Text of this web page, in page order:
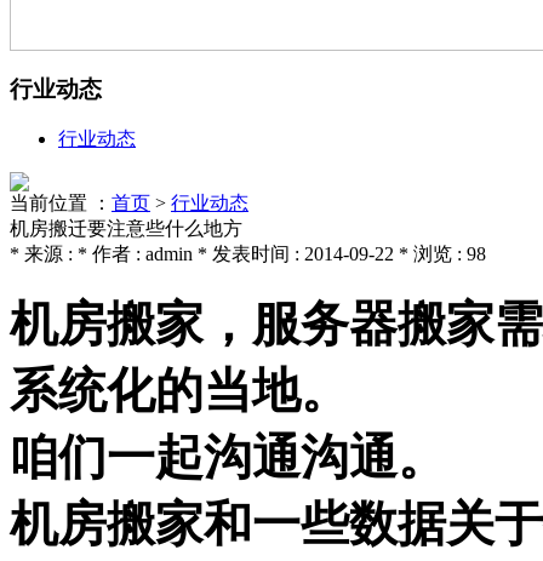
行业动态
行业动态
当前位置 ： 首页 > 行业动态
机房搬迁要注意些什么地方
* 来源 : * 作者 : admin * 发表时间 : 2014-09-22 * 浏览 : 98
机房搬家，服务器搬家
系统化的当地。
咱们一起沟通沟通。
机房搬家和一些数据关